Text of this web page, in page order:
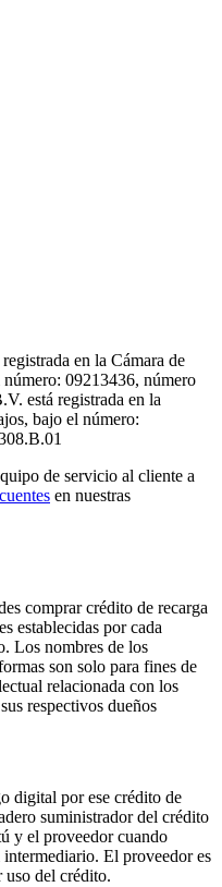
en la Cámara de
09213436, número
está registrada en la
bajo el número:
de servicio al cliente a
en nuestras
comprar crédito de recarga
establecidas por cada
Los nombres de los
son solo para fines de
relacionada con los
respectivos dueños
digital por ese crédito de
suministrador del crédito
y el proveedor cuando
El proveedor es
uso del crédito.